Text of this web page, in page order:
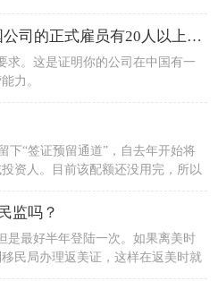
Q : 申请EB1C必须要中国公司的正式雇员有20人以上吗？
求。这是证明你的公司在中国有一
力。
下“签证预留通道”，自去年开始将
资人。目前该配额还没用完，所以
监吗？
是最好半年登陆一次。如果离美时
民局办理返美证，这样在返美时就